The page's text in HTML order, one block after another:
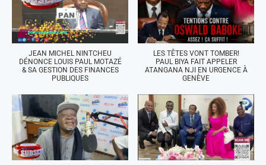
JEAN MICHEL NINTCHEU
DÉNONCE LOUIS PAUL MOTAZÉ
& SA GESTION DES FINANCES
PUBLIQUES
LES TÊTES VONT TOMBER!
PAUL BIYA FAIT APPELER
ATANGANA NJI EN URGENCE À
GENÈVE